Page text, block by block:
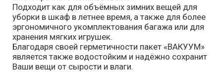
Подходит как для объёмных зимних вещей для
уборки в шкаф в летнее время, а также для более
эргономичного укомплектования багажа или для
хранения мягких игрушек.
Благодаря своей герметичности пакет «ВАКУУМ»
является также водостойким и надёжно сохранит
Ваши вещи от сырости и влаги.